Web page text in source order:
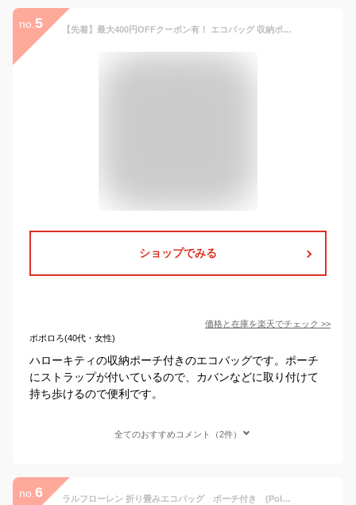
no. 5 【先着】最大400円OFFクーポン有！ エコバッグ 収納ポーチ付き 折り畳み式 ハローキティ （ レジバッグ ショッピングバッグ エコバック 折りたたみ コンパクト ECOバッグ 買い物バッグ マイバッグ 買い物かばん 買い物袋 キティちゃん キャラクター サンリオ ）
ショップでみる
価格と在庫を楽天でチェック >>
ポポロろ(40代・女性)
ハローキティの収納ポーチ付きのエコバッグです。ポーチ
にストラップが付いているので、カバンなどに取り付けて
持ち歩けるので便利です。
全てのおすすめコメント（2件）
no. 6 ラルフローレン 折り畳みエコバッグ ポーチ付き (Polo Ralph Lauren)【エコバッグ ギフト ポロ・ラルフローレン サブバッグ】★☆【あす楽】 ギフト プレゼント